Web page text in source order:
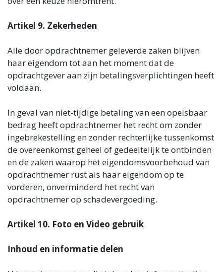
Artikel 9. Zekerheden
Alle door opdrachtnemer geleverde zaken blijven
haar eigendom tot aan het moment dat de
opdrachtgever aan zijn betalingsverplichtingen heeft
voldaan.
In geval van niet-tijdige betaling van een opeisbaar
bedrag heeft opdrachtnemer het recht om zonder
ingebrekestelling en zonder rechterlijke tussenkomst
de overeenkomst geheel of gedeeltelijk te ontbinden
en de zaken waarop het eigendomsvoorbehoud van
opdrachtnemer rust als haar eigendom op te
vorderen, onverminderd het recht van
opdrachtnemer op schadevergoeding.
Artikel 10. Foto en Video gebruik
Inhoud en informatie delen